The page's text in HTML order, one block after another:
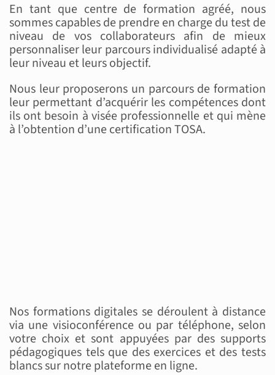
En tant que centre de formation agréé, nous
sommes capables de prendre en charge du test de
niveau de vos collaborateurs afin de mieux
personnaliser leur parcours individualisé adapté à
leur niveau et leurs objectif.
Nous leur proposerons un parcours de formation
leur permettant d’acquérir les compétences dont
ils ont besoin à visée professionnelle et qui mène
à l’obtention d’une certification TOSA.
Nos formations digitales se déroulent à distance
via une visioconférence ou par téléphone, selon
votre choix et sont appuyées par des supports
pédagogiques tels que des exercices et des tests
blancs sur notre plateforme en ligne.